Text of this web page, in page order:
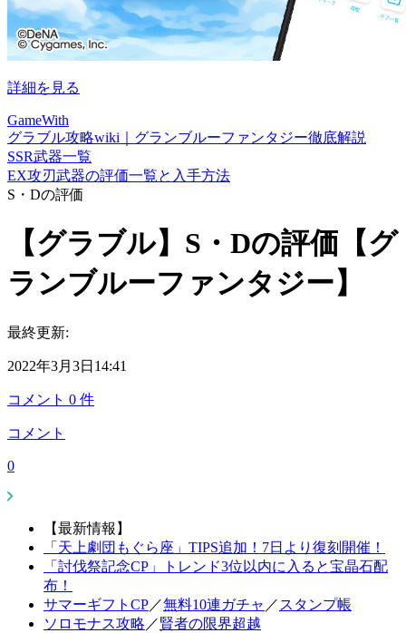
詳細を見る
GameWith
グラブル攻略wiki｜グランブルーファンタジー徹底解説
SSR武器一覧
EX攻刃武器の評価一覧と入手方法
S・Dの評価
【グラブル】S・Dの評価【グ
ランブルーファンタジー】
最終更新:
2022年3月3日14:41
コメント 0 件
コメント
0
【最新情報】
「天上劇団もぐら座」TIPS追加！7日より復刻開催！
「討伐祭記念CP」トレンド3位以内に入ると宝晶石配
布！
サマーギフトCP／無料10連ガチャ ／ スタンプ帳
ソロモナス攻略 ／賢者の限界超越